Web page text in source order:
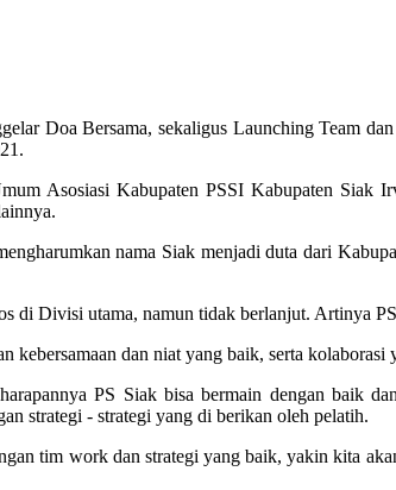
Doa Bersama, sekaligus Launching Team
Asosiasi Kabupaten PSSI Kabupaten Siak
nama Siak menjadi duta dari
Divisi utama, namun tidak berlanjut. Artinya
dan niat yang baik, serta kolaborasi
PS Siak bisa bermain dengan baik
strategi - strategi yang di berikan oleh pelatih.
tim work dan strategi yang baik, yakin kita